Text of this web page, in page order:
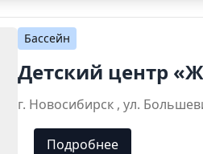
Бассейн
Детский центр
г. Новосибирск ,
Подробнее